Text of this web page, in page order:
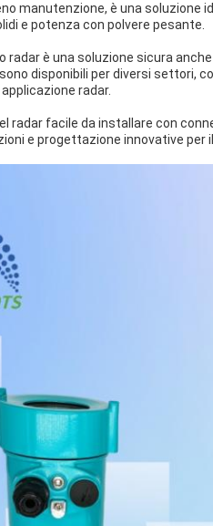
manutenzione, è una soluzione
e potenza con polvere pesante.
radar è una soluzione sicura
disponibili per diversi settori,
radar.
radar facile da installare con
e progettazione innovative per